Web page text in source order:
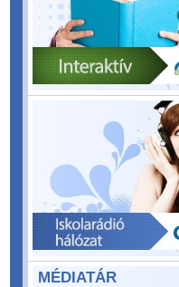
MÉDIATÁR